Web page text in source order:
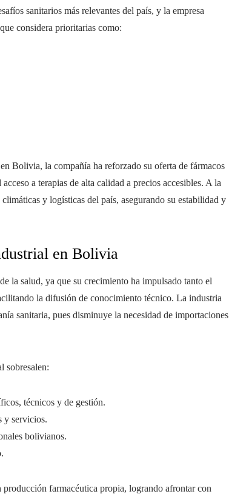
sanitarios más relevantes del país, y la empresa
considera prioritarias como:
Bolivia, la compañía ha reforzado su oferta de fármacos
a terapias de alta calidad a precios accesibles. A la
y logísticas del país, asegurando su estabilidad y
en Bolivia
la salud, ya que su crecimiento ha impulsado tanto el
la difusión de conocimiento técnico. La industria
sanitaria, pues disminuye la necesidad de importaciones
sobresalen:
técnicos y de gestión.
y servicios.
bolivianos.
farmacéutica propia, logrando afrontar con